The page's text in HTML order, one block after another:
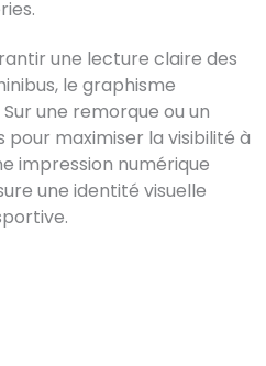
une lecture claire des
le graphisme
une remorque ou un
maximiser la visibilité à
impression numérique
une identité visuelle